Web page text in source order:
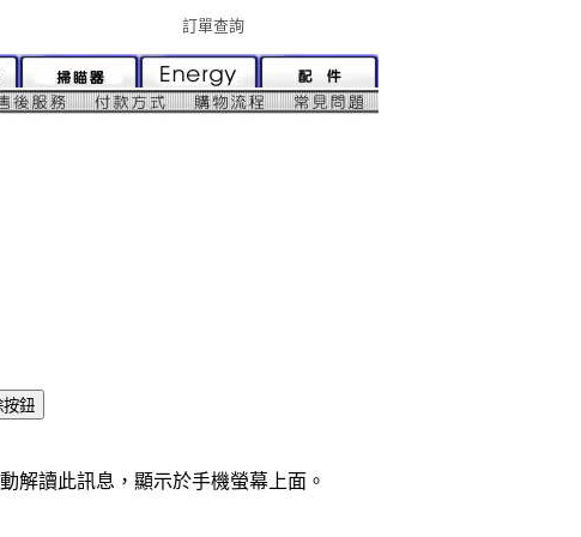
訂單查詢
解讀此訊息，顯示於手機螢幕上面。